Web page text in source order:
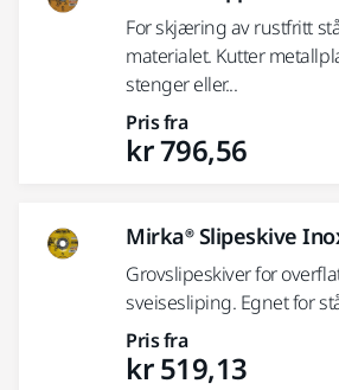
For skjæring av rustfritt
materialet. Kutter
stenger eller...
Pris fra
kr 796,56
Mirka® Slipeskive
Grovslipeskiver for
sveisesliping. Egnet for
Pris fra
kr 519,13